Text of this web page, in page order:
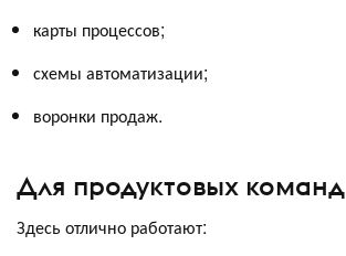
карты процессов;
схемы автоматизации;
воронки продаж.
Для продуктовых команд
Здесь отлично работают: